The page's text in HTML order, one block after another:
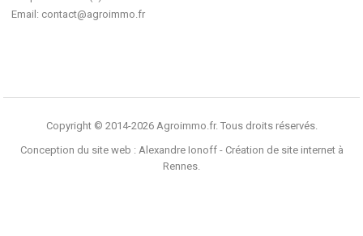
Email: contact@agroimmo.fr
Copyright © 2014-2026 Agroimmo.fr. Tous droits réservés.
Conception du site web : Alexandre Ionoff - Création de site internet à
Rennes.